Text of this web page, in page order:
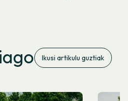
Ikusi artikulu guztiak